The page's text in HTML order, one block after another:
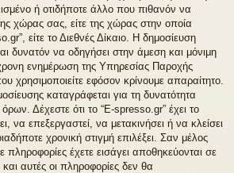
ή οτιδήποτε άλλο που πιθανόν να
χώρας σας, είτε της χώρας στην οποία
είτε το Διεθνές Δίκαιο. Η δημοσίευση
δυνατόν να οδηγήσει στην άμεση και μόνιμη
ενημέρωση της Υπηρεσίας Παροχής
χρησιμοποιείτε εφόσον κρίνουμε απαραίτητο.
καταγράφεται για τη δυνατότητα
Δέχεστε ότι το “E-spresso.gr” έχει το
να επεξεργαστεί, να μετακινήσει ή να κλείσει
χρονική στιγμή επιλέξει. Σαν μέλος
πληροφορίες έχετε εισάγει αποθηκεύονται σε
αυτές οι πληροφορίες δεν θα